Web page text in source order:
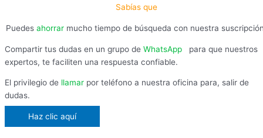
Sabías que
Puedes ahorrar mucho tiempo de búsqueda con nuestra
Compartir tus dudas en un grupo de WhatsApp
para que nuestros
expertos, te faciliten una respuesta confiable.
El privilegio de llamar por teléfono a nuestra oficina para, salir de
dudas.
Haz clic aquí